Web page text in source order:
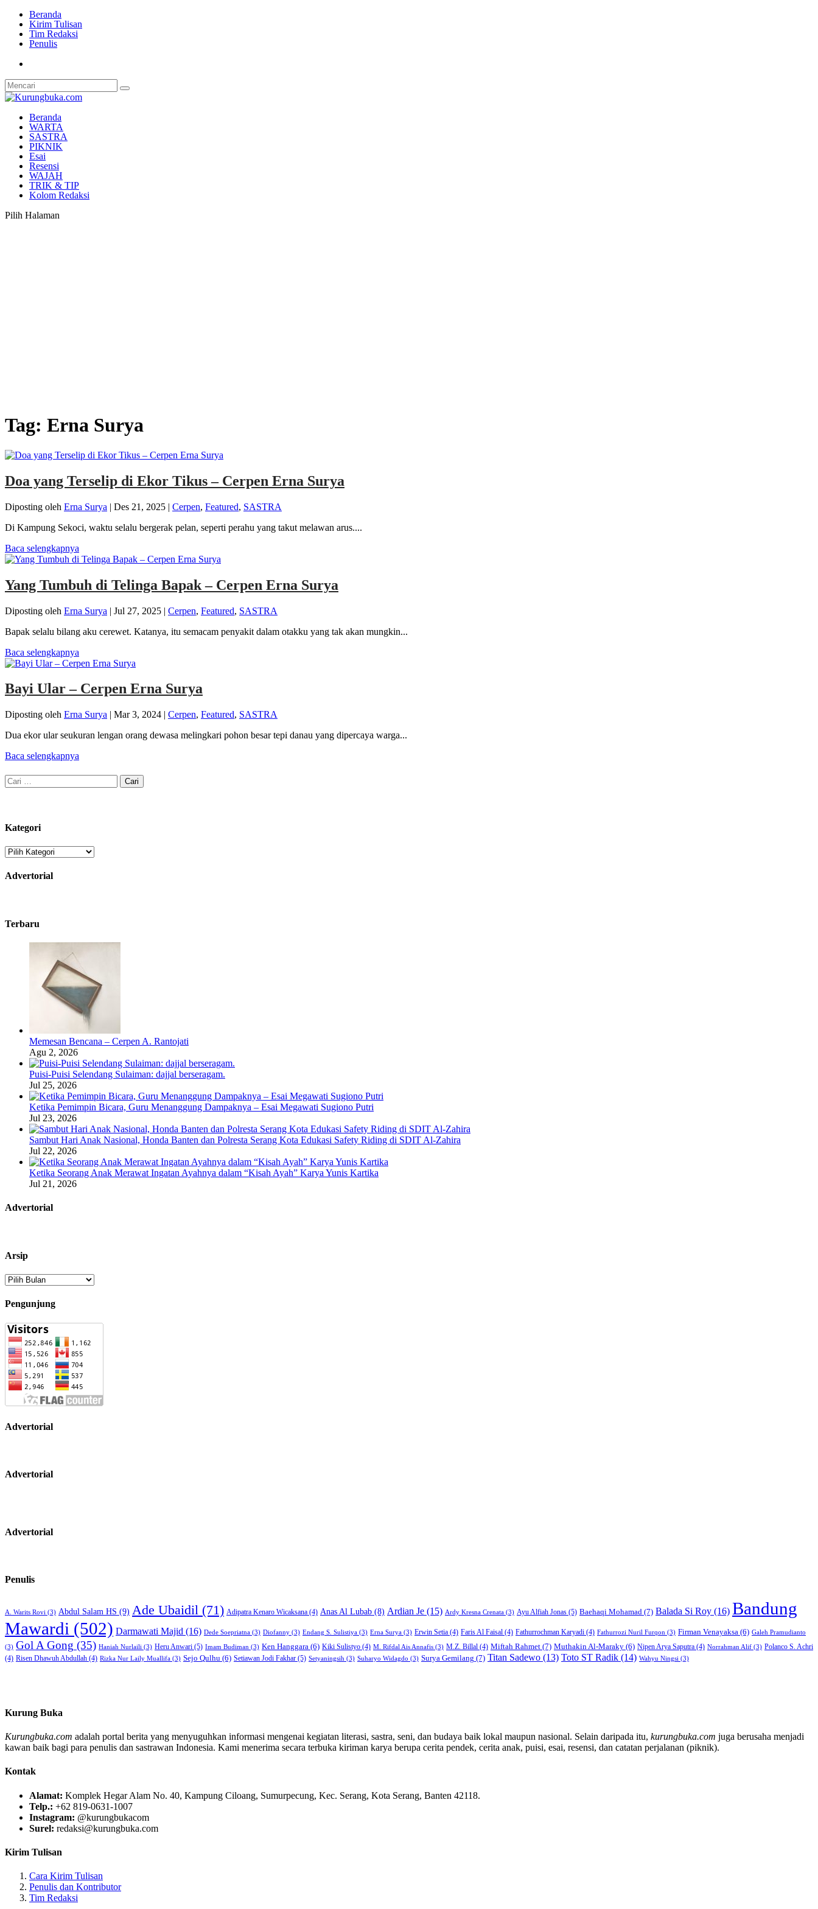
Beranda
Kirim Tulisan
Tim Redaksi
Penulis
Beranda
WARTA
SASTRA
PIKNIK
Esai
Resensi
WAJAH
TRIK & TIP
Kolom Redaksi
Pilih Halaman
Tag: Erna Surya
Doa yang Terselip di Ekor Tikus – Cerpen Erna Surya
Diposting oleh Erna Surya | Des 21, 2025 | Cerpen, Featured, SASTRA
Di Kampung Sekoci, waktu selalu bergerak pelan, seperti perahu yang takut melawan arus....
Baca selengkapnya
Yang Tumbuh di Telinga Bapak – Cerpen Erna Surya
Diposting oleh Erna Surya | Jul 27, 2025 | Cerpen, Featured, SASTRA
Bapak selalu bilang aku cerewet. Katanya, itu semacam penyakit dalam otakku yang tak akan mungkin...
Baca selengkapnya
Bayi Ular – Cerpen Erna Surya
Diposting oleh Erna Surya | Mar 3, 2024 | Cerpen, Featured, SASTRA
Dua ekor ular seukuran lengan orang dewasa melingkari pohon besar tepi danau yang dipercaya warga...
Baca selengkapnya
Cari
untuk:
Kategori
Kategori
Advertorial
Terbaru
Memesan Bencana – Cerpen A. Rantojati
Agu 2, 2026
Puisi-Puisi Selendang Sulaiman: dajjal berseragam.
Jul 25, 2026
Ketika Pemimpin Bicara, Guru Menanggung Dampaknya – Esai Megawati Sugiono Putri
Jul 23, 2026
Sambut Hari Anak Nasional, Honda Banten dan Polresta Serang Kota Edukasi Safety Riding di SDIT Al-Zahira
Jul 22, 2026
Ketika Seorang Anak Merawat Ingatan Ayahnya dalam “Kisah Ayah” Karya Yunis Kartika
Jul 21, 2026
Advertorial
Arsip
Arsip
Pengunjung
Advertorial
Advertorial
Advertorial
Penulis
A. Warits Rovi (3) Abdul Salam HS (9) Ade Ubaidil (71) Adipatra Kenaro Wicaksana (4) Anas Al Lubab (8) Ardian Je (15) Ardy Kresna Crenata (3) Ayu Alfiah Jonas (5) Baehaqi Mohamad (7) Balada Si Roy (16) Bandung
Mawardi (502) Darmawati Majid (16) Dede Soepriatna (3) Diofanny (3) Endang S. Sulistiya (3) Erna Surya (3) Erwin Setia (4) Faris Al Faisal (4) Fathurrochman Karyadi (4) Fathurrozi Nuril Furqon (3) Firman Venayaksa (6) Galeh Pramudianto
(3) Gol A Gong (35) Haniah Nurlaili (3) Heru Anwari (5) Imam Budiman (3) Ken Hanggara (6) Kiki Sulistyo (4) M. Rifdal Ais Annafis (3) M.Z. Billal (4) Miftah Rahmet (7) Muthakin Al-Maraky (6) Nipen Arya Saputra (4) Norrahman Alif (3) Polanco S. Achri
(4) Risen Dhawuh Abdullah (4) Rizka Nur Laily Muallifa (3) Sejo Qulhu (6) Setiawan Jodi Fakhar (5) Setyaningsih (3) Suharyo Widagdo (3) Surya Gemilang (7) Titan Sadewo (13) Toto ST Radik (14) Wahyu Ningsi (3)
Kurung Buka
Kurungbuka.com adalah portal berita yang menyuguhkan informasi mengenai kegiatan literasi, sastra, seni, dan budaya baik lokal maupun nasional. Selain daripada itu, kurungbuka.com juga berusaha menjadi
kawan baik bagi para penulis dan sastrawan Indonesia. Kami menerima secara terbuka kiriman karya berupa cerita pendek, cerita anak, puisi, esai, resensi, dan catatan perjalanan (piknik).
Kontak
Alamat: Komplek Hegar Alam No. 40, Kampung Ciloang, Sumurpecung, Kec. Serang, Kota Serang, Banten 42118.
Telp.: +62 819-0631-1007
Instagram: @kurungbukacom
Surel: redaksi@kurungbuka.com
Kirim Tulisan
Cara Kirim Tulisan
Penulis dan Kontributor
Tim Redaksi